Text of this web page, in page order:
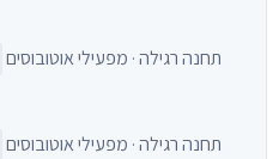
תחנה רגילה · מפעילי אוטובוסים
תחנה רגילה · מפעילי אוטובוסים